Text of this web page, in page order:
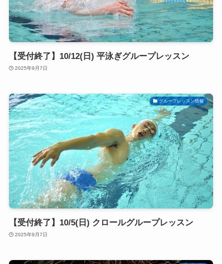
【受付終了】10/12(日) 平泳ぎグループレッスン
2025年9月7日
グループレッスン情報
【受付終了】10/5(日) クロールグループレッスン
2025年9月7日